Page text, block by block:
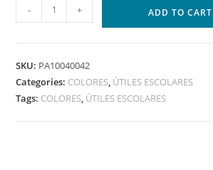
- + ADD TO CART
SKU: PA10040042
Categories: COLORES, ÚTILES ESCOLARES
Tags: COLORES, ÚTILES ESCOLARES